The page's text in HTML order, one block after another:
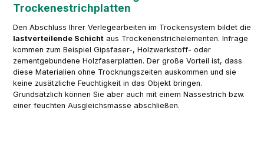
Trockenestrichplatten
Den Abschluss Ihrer Verlegearbeiten im Trockensystem bildet die
lastverteilende Schicht aus Trockenenstrichelementen. Infrage
kommen zum Beispiel Gipsfaser-, Holzwerkstoff- oder
zementgebundene Holzfaserplatten. Der große Vorteil ist, dass
diese Materialien ohne Trocknungszeiten auskommen und sie
keine zusätzliche Feuchtigkeit in das Objekt bringen.
Grundsätzlich können Sie aber auch mit einem Nassestrich bzw.
einer feuchten Ausgleichsmasse abschließen.